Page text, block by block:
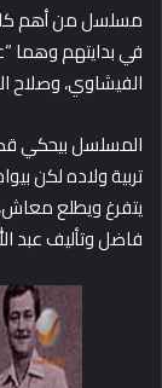
مسلسل من أهم
في بدايتهم وهما
الفيشاوي، وصلاح
المسلسل بيحكي
تربية ولاده لكن
فاضل وتأليف عبد